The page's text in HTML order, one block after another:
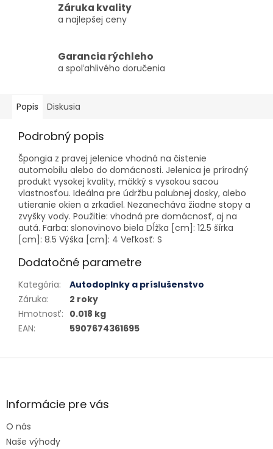
Záruka kvality
a najlepšej ceny
Garancia rýchleho
a spoľahlivého doručenia
Popis Diskusia
Podrobný popis
Špongia z pravej jelenice vhodná na čistenie
automobilu alebo do domácnosti. Jelenica je prírodný
produkt vysokej kvality, mäkký s vysokou sacou
vlastnosťou. Ideálna pre údržbu palubnej dosky, alebo
utieranie okien a zrkadiel. Nezanecháva žiadne stopy a
zvyšky vody. Použitie: vhodná pre domácnosť, aj na
autá. Farba: slonovinovo biela Dĺžka [cm]: 12.5 šírka
[cm]: 8.5 Výška [cm]: 4 Veľkosť: S
Dodatočné parametre
Kategória:
Autodoplnky a príslušenstvo
Záruka:
2 roky
Hmotnosť: 0.018 kg
EAN: 5907674361695
Zápätie
Informácie pre vás
O nás
Naše výhody